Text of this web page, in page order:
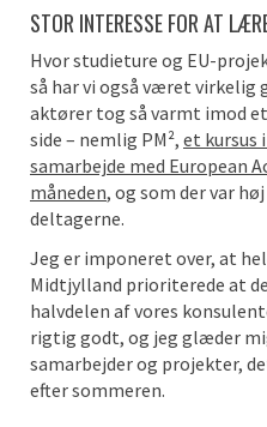
STOR INTERESSE FOR AT
Hvor studieture og EU-
så har vi også været virkelig
aktører tog så varmt imod
side – nemlig PM², et kursus
samarbejde med European
måneden, og som der var
deltagerne.
Jeg er imponeret over, at
Midtjylland prioriterede at
halvdelen af vores
rigtig godt, og jeg glæder
samarbejder og projekter,
efter sommeren.